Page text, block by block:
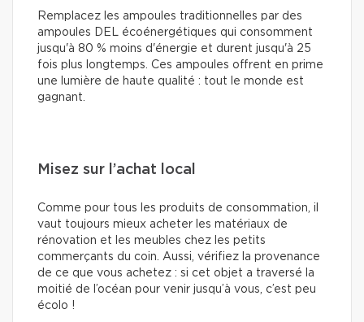
Remplacez les ampoules traditionnelles par des
ampoules DEL écoénergétiques qui consomment
jusqu'à 80 % moins d'énergie et durent jusqu'à 25
fois plus longtemps. Ces ampoules offrent en prime
une lumière de haute qualité : tout le monde est
gagnant.
Misez sur l’achat local
Comme pour tous les produits de consommation, il
vaut toujours mieux acheter les matériaux de
rénovation et les meubles chez les petits
commerçants du coin. Aussi, vérifiez la provenance
de ce que vous achetez : si cet objet a traversé la
moitié de l’océan pour venir jusqu’à vous, c’est peu
écolo !